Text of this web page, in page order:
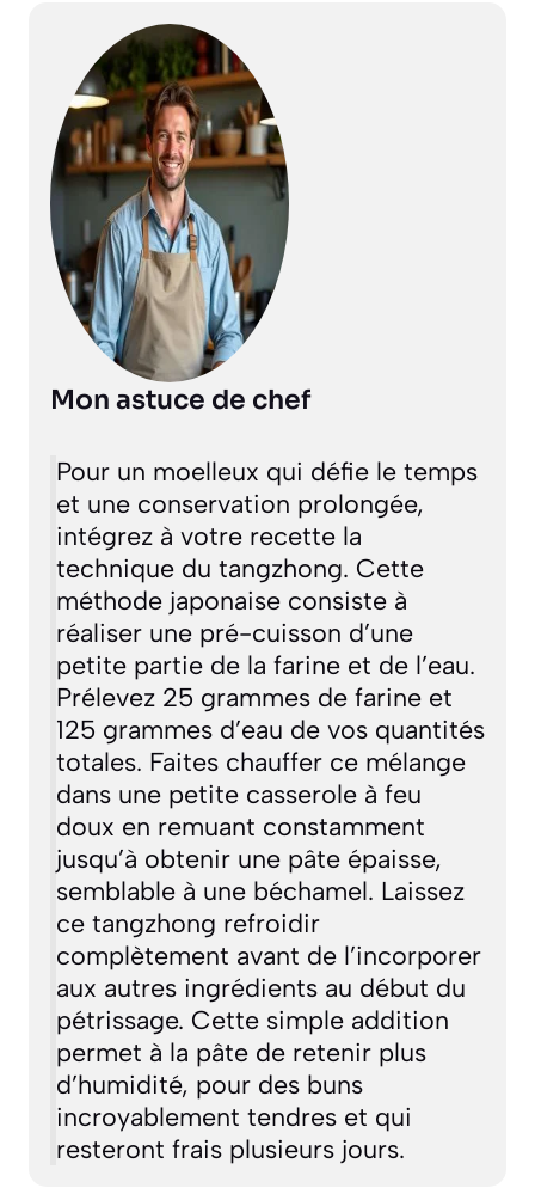
Mon astuce de chef
Pour un moelleux qui défie le temps
et une conservation prolongée,
intégrez à votre recette la
technique du tangzhong. Cette
méthode japonaise consiste à
réaliser une pré-cuisson d’une
petite partie de la farine et de l’eau.
Prélevez 25 grammes de farine et
125 grammes d’eau de vos quantités
totales. Faites chauffer ce mélange
dans une petite casserole à feu
doux en remuant constamment
jusqu’à obtenir une pâte épaisse,
semblable à une béchamel. Laissez
ce tangzhong refroidir
complètement avant de l’incorporer
aux autres ingrédients au début du
pétrissage. Cette simple addition
permet à la pâte de retenir plus
d’humidité, pour des buns
incroyablement tendres et qui
resteront frais plusieurs jours.